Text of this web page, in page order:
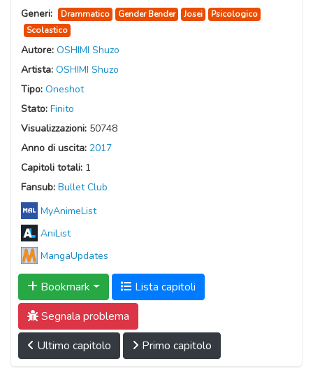
Generi: Drammatico Gender Bender Josei
Psicologico
Scolastico
Autore: OSHIMI Shuzo
Artista: OSHIMI Shuzo
Tipo: Oneshot
Stato: Finito
Visualizzazioni: 50748
Anno di uscita: 2017
Capitoli totali: 1
Fansub: Bullet Club
MyAnimeList
AniList
MangaUpdates
Bookmark
Lista capitoli
Segnala problema
Ultimo capitolo
Primo capitolo